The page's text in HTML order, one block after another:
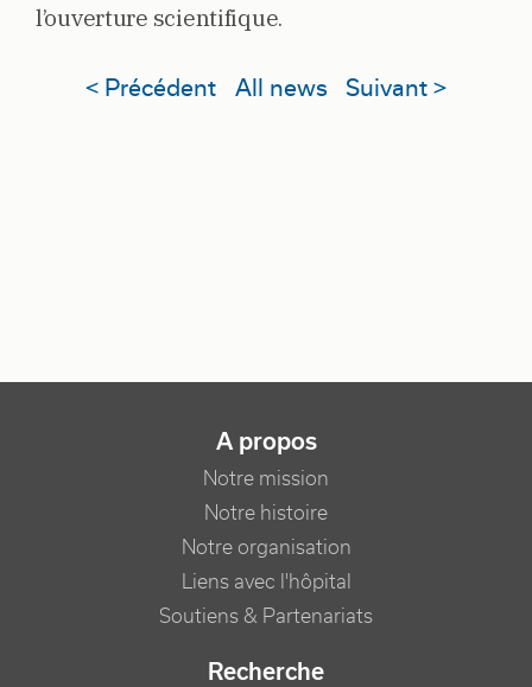
l’ouverture scientifique.
< Précédent All news Suivant >
NAVIGATION PRINCIPALE
A propos
Notre mission
Notre histoire
Notre organisation
Liens avec l'hôpital
Soutiens & Partenariats
Recherche